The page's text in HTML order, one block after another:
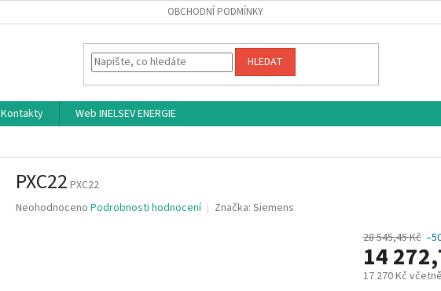
OBCHODNÍ PODMÍNKY
HLEDAT
Kontakty
Web INELSEV ENERGIE
PXC22 PXC22
Průměrné
Neohodnoceno Podrobnosti hodnocení Značka: Siemens
28 545,45 Kč
14
17 270 Kč